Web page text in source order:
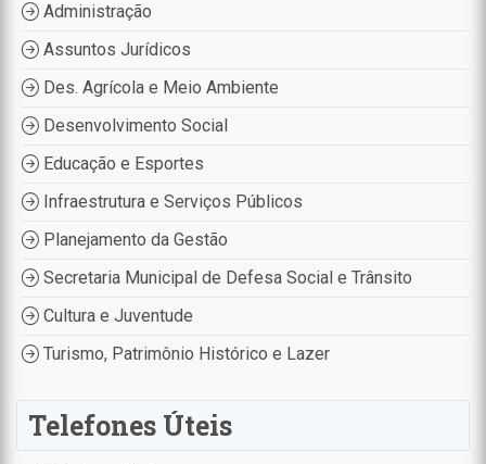
Administração
Assuntos Jurídicos
Des. Agrícola e Meio Ambiente
Desenvolvimento Social
Educação e Esportes
Infraestrutura e Serviços Públicos
Planejamento da Gestão
Secretaria Municipal de Defesa Social e Trânsito
Cultura e Juventude
Turismo, Patrimônio Histórico e Lazer
Telefones Úteis